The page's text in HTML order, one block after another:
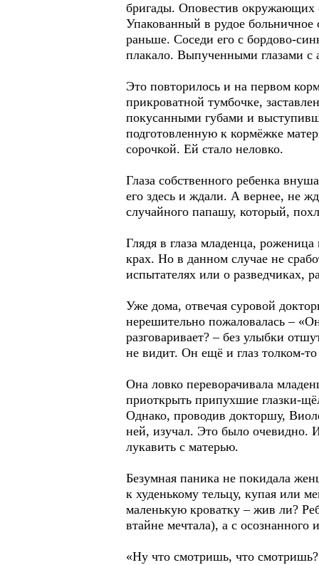
бригады. Оповестив окружающих
Упакованный в рудое
раньше. Соседи его с бордово-
плакало. Выпученными глазами с
Это повторилось и на первом
прикроватной тумбочке,
покусанными губами и
подготовленную к кормёжке
сорочкой. Ей стало неловко.
Глаза собственного ребенка
его здесь и ждали. А вернее, не
случайного папашу, который,
Глядя в глаза младенца,
крах. Но в данном случае не
испытателях или о разведчиках,
Уже дома, отвечая суровой
нерешительно пожаловалась –
разговаривает? – без улыбки
не видит. Он ещё и глаз толком-
Она ловко переворачивала
приоткрыть припухшие глазки-
Однако, проводив докторшу,
ней, изучал. Это было очевидно.
лукавить с матерью.
Безумная паника не покидала
к худенькому тельцу, купая или
маленькую кроватку – жив ли?
втайне мечтала), а с осознанного
«Ну что смотришь, что